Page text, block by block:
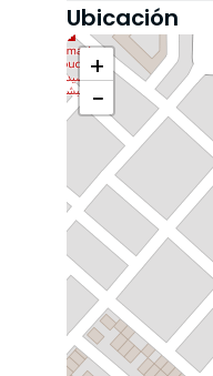
Ubicación
+
−